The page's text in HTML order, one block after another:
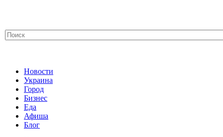
Новости
Украина
Город
Бизнес
Еда
Афиша
Блог